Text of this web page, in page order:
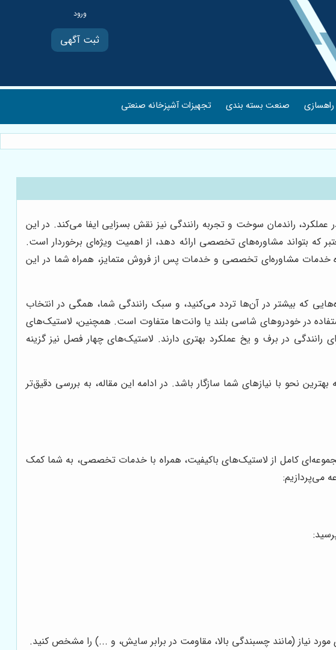
ثبت آگهی
صنعت بسته بندی تجهیزات آشپزخانه صنعتی
راندمان سوخت و تجربه رانندگی نیز نقش بسزایی ایفا می‌کند. در این
که بتواند مشاوره‌های تخصصی ارائه دهد، از اهمیت ویژه‌ای برخوردار است.
خدمات مشاوره‌ای تخصصی و خدمات پس از فروش متمایز، همراه شما در این
که بیشتر در آن‌ها تردد می‌کنید، و سبک رانندگی شما، همگی در انتخاب
در خودروهای شاسی بلند یا وانت‌ها متفاوت است. همچنین، لاستیک‌های
در برف و یخ عملکرد بهتری دارند. لاستیک‌های چهار فصل نیز گزینه
نحو با نیازهای شما سازگار باشد. در ادامه این مقاله، به بررسی دقیق‌تر
مجموعه‌ای کامل از لاستیک‌های باکیفیت، همراه با خدمات تخصصی، به شما کمک
می‌پردازیم:
نیاز (مانند چسبندگی بالا، مقاومت در برابر سایش، و ...) را مشخص کنید.